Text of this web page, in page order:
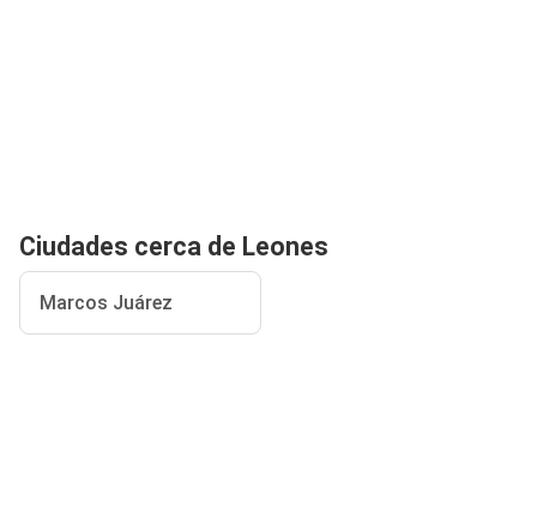
Ciudades cerca de Leones
Marcos Juárez